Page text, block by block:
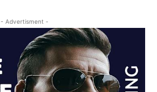
- Advertisment -